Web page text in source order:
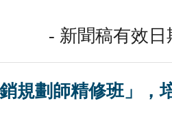
- 新聞稿有效日
規劃師精修班」，